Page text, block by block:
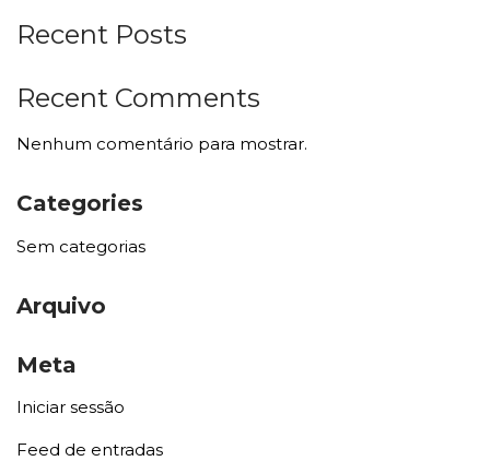
Recent Posts
Recent Comments
Nenhum comentário para mostrar.
Categories
Sem categorias
Arquivo
Meta
Iniciar sessão
Feed de entradas